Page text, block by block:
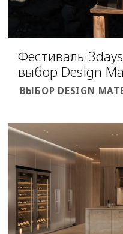
Фестиваль
выбор Design
ВЫБОР DESIGN